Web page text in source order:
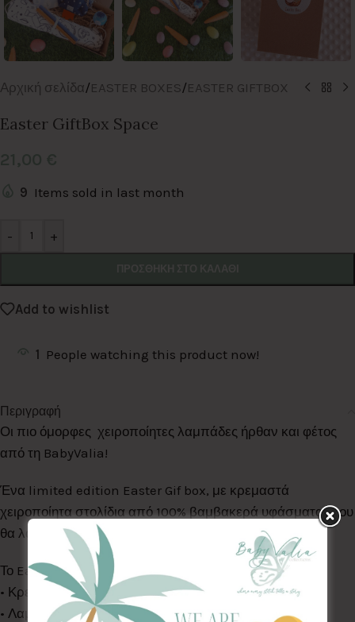
Αρχική σελίδα/EASTER BOXES/EASTER GIFTBOX
Easter GiftBox Space
9 Items sold in last month
- +
Alternative:
Add to wishlist
1 People watching this product now!
Περιγραφή
Οι πιο όμορφες χειροποίητες λαμπάδες ήρθαν και φέτος
από τη BabyValia!
Ένα limited edition Easter Gif box, με κρεμαστά
χειροποίητα στολίδια από 100% βαμβακερά υφάσματα, που
θα λατρέψουν νονοί & βαφτιστήρια!
Το Easter Giftbox περιλαμβάνει:
• Κρεμαστό στολίδι
• Λαμπάδα στολισμένη